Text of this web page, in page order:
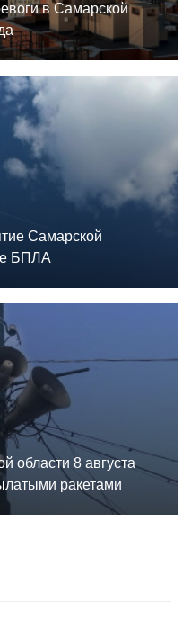
в Самарской
Самарской
БПЛА
области 8 августа
ракетами